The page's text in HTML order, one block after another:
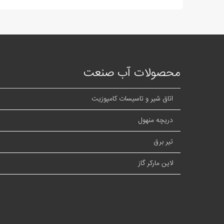
محصولات آب صنعت
اتاق شیر و تاسیسات کامپوزیت
دریچه منهول
تیر برق
لاین مارکر گاز